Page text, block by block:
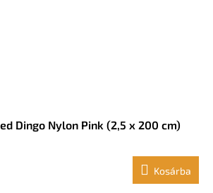
Dingo Nylon Pink (2,5 x 200 cm)
Kosárba